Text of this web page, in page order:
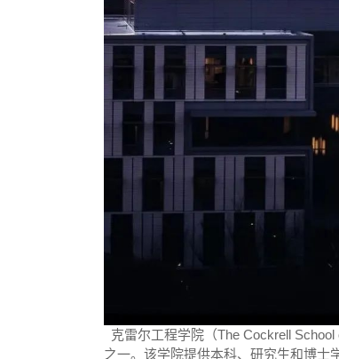
克雷尔工程学院（The Cockrell
之一。该学院提供本科、研究生和博士